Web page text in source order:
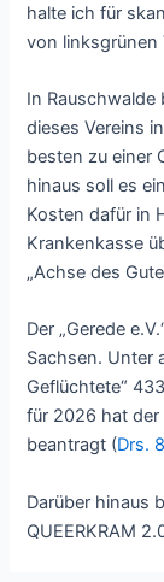
halte ich für
von linksgrünen
In Rauschwalde
dieses Vereins
besten zu einer
hinaus soll es
Kosten dafür in
Krankenkasse
„Achse des
Der „Gerede
Sachsen. Unter
Geflüchtete“
für 2026 hat der
beantragt (Drs.
Darüber hinaus
QUEERKRAM